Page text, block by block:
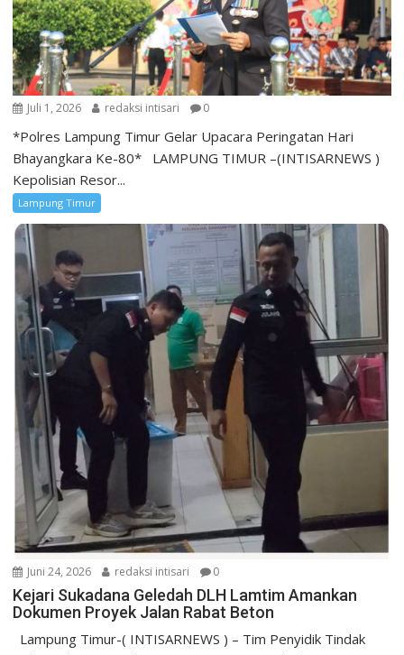
Juli 1, 2026 redaksi intisari 0
*Polres Lampung Timur Gelar Upacara Peringatan Hari
Bhayangkara Ke-80* LAMPUNG TIMUR –(INTISARNEWS )
Kepolisian Resor...
Lampung Timur
Juni 24, 2026 redaksi intisari 0
Kejari Sukadana Geledah DLH Lamtim Amankan
Dokumen Proyek Jalan Rabat Beton
Lampung Timur-( INTISARNEWS ) – Tim Penyidik Tindak